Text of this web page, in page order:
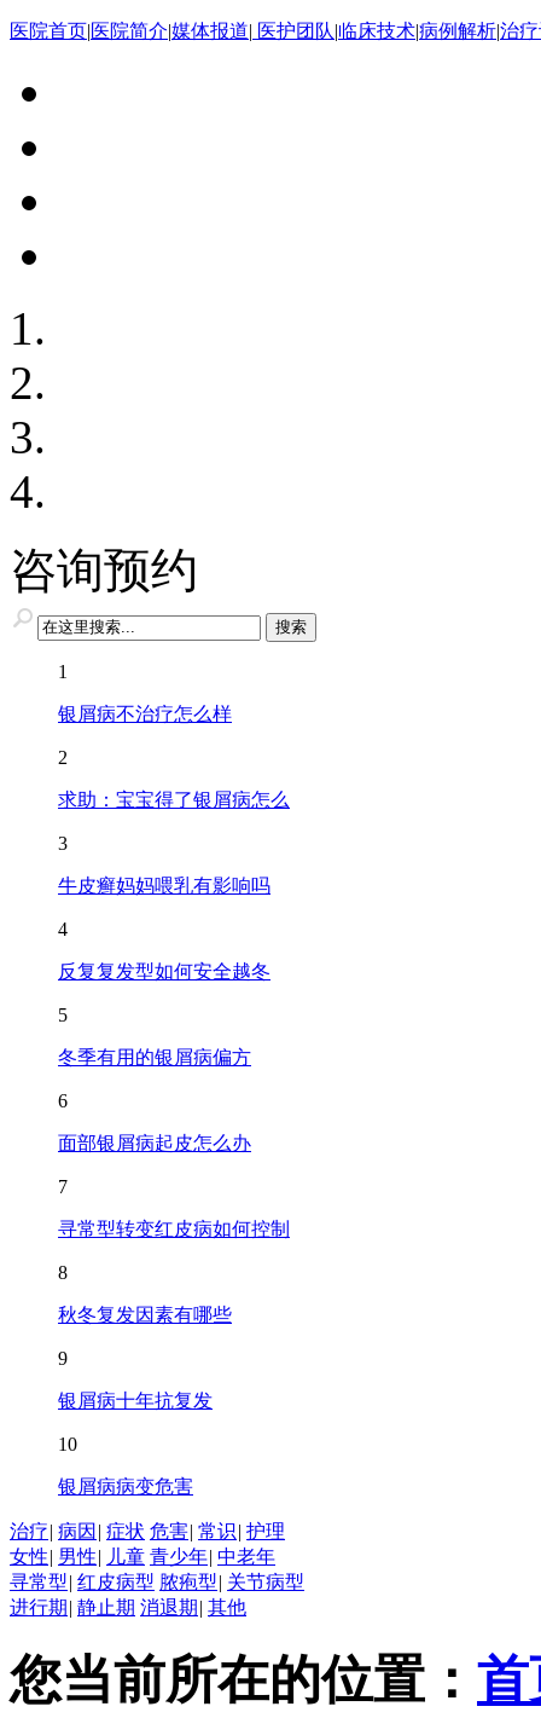
医院首页|医院简介|媒体报道| 医护团队|临床技术|病例解析|治
咨询预约
1
银屑病不治疗怎么样
2
求助：宝宝得了银屑病怎么
3
牛皮癣妈妈喂乳有影响吗
4
反复复发型如何安全越冬
5
冬季有用的银屑病偏方
6
面部银屑病起皮怎么办
7
寻常型转变红皮病如何控制
8
秋冬复发因素有哪些
9
银屑病十年抗复发
10
银屑病病变危害
治疗| 病因 | 症状 危害| 常识| 护理
女性| 男性| 儿童 青少年| 中老年
寻常型| 红皮病型 脓疱型| 关节病型
进行期 | 静止期 消退期 | 其他
您当前所在的位置： 首